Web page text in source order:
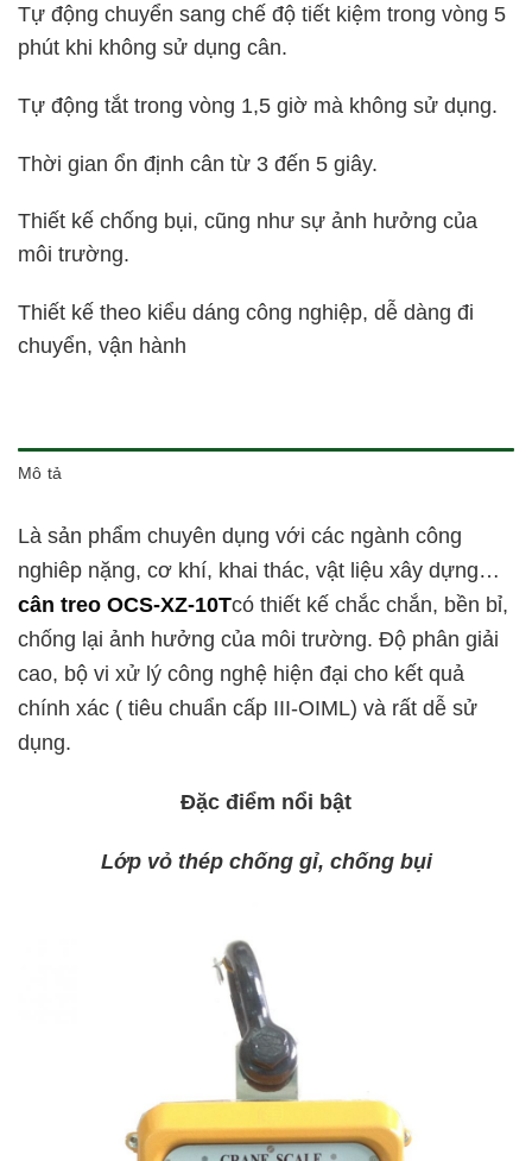
Tự động chuyển sang chế độ tiết kiệm trong vòng 5
phút khi không sử dụng cân.
Tự động tắt trong vòng 1,5 giờ mà không sử dụng.
Thời gian ổn định cân từ 3 đến 5 giây.
Thiết kế chống bụi, cũng như sự ảnh hưởng của
môi trường.
Thiết kế theo kiểu dáng công nghiệp, dễ dàng đi
chuyển, vận hành
Mô tả
Là sản phẩm chuyên dụng với các ngành công
nghiêp nặng, cơ khí, khai thác, vật liệu xây dựng…
cân treo OCS-XZ-10Tcó thiết kế chắc chắn, bền bỉ,
chống lại ảnh hưởng của môi trường. Độ phân giải
cao, bộ vi xử lý công nghệ hiện đại cho kết quả
chính xác ( tiêu chuẩn cấp III-OIML) và rất dễ sử
dụng.
Đặc điểm nổi bật
Lớp vỏ thép chống gỉ, chống bụi